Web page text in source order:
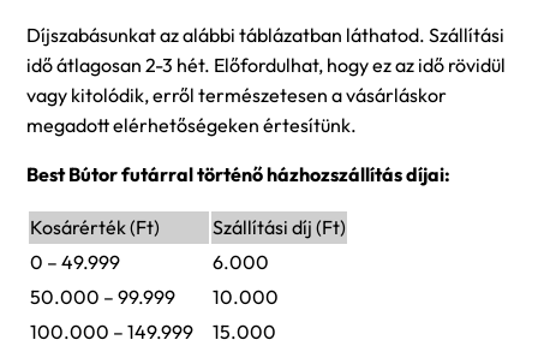
Díjszabásunkat az alábbi táblázatban láthatod. Szállítási
idő átlagosan 2-3 hét. Előfordulhat, hogy ez az idő rövidül
vagy kitolódik, erről természetesen a vásárláskor
megadott elérhetőségeken értesítünk.
Best Bútor futárral történő házhozszállítás díjai:
Kosárérték (Ft)
Szállítási díj (Ft)
0 – 49.999
6.000
50.000 – 99.999
10.000
100.000 – 149.999
15.000